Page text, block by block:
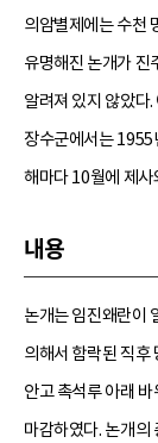
의암별제에는 수천
유명해진 논개가 진
알려져 있지 않았다
장수군에서는
해마다 10월에 제사
내용
논개는 임진왜란이
의해서 함락된 직
안고 촉석루 아래
마감하였다. 논개의